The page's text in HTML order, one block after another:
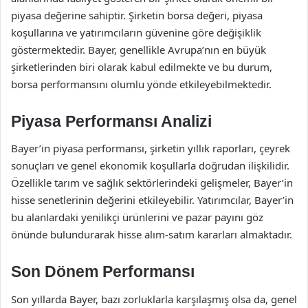
piyasa değerine sahiptir. Şirketin borsa değeri, piyasa
koşullarına ve yatırımcıların güvenine göre değişiklik
göstermektedir. Bayer, genellikle Avrupa’nın en büyük
şirketlerinden biri olarak kabul edilmekte ve bu durum,
borsa performansını olumlu yönde etkileyebilmektedir.
Piyasa Performansı Analizi
Bayer’in piyasa performansı, şirketin yıllık raporları, çeyrek
sonuçları ve genel ekonomik koşullarla doğrudan ilişkilidir.
Özellikle tarım ve sağlık sektörlerindeki gelişmeler, Bayer’in
hisse senetlerinin değerini etkileyebilir. Yatırımcılar, Bayer’in
bu alanlardaki yenilikçi ürünlerini ve pazar payını göz
önünde bulundurarak hisse alım-satım kararları almaktadır.
Son Dönem Performansı
Son yıllarda Bayer, bazı zorluklarla karşılaşmış olsa da, genel